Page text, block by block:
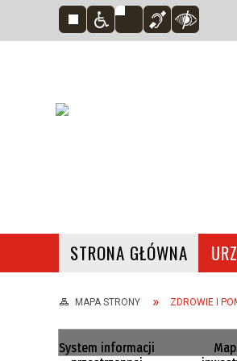
STRONA GŁÓWNA
URZĄD MIEJSKI
ZDJĘCIA
TO WARTO
MAPA STRONY ZDROWIE I
System informacji